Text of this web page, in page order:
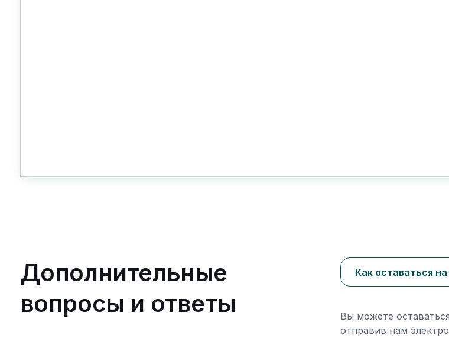
Дополнительные
вопросы и ответы
Как оставаться
Вы можете
отправив нам